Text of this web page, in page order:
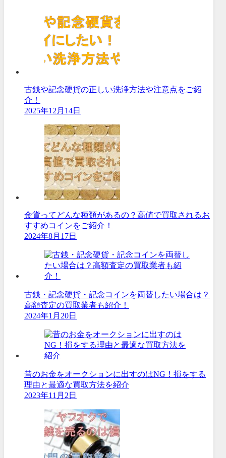
古銭や記念硬貨の正しい洗浄方法や注意点をご紹
介！
2025年12月14日
金貨ってどんな種類があるの？高値で買取されるお
すすめコインをご紹介！
2024年8月17日
古銭・記念硬貨・記念コインを両替したい場合は？
高額査定の買取業者も紹介！
2024年1月20日
昔のお金をオークションに出すのはNG！損をする
理由と最適な買取方法を紹介
2023年11月2日